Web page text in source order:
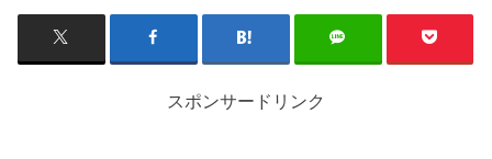
スポンサードリンク